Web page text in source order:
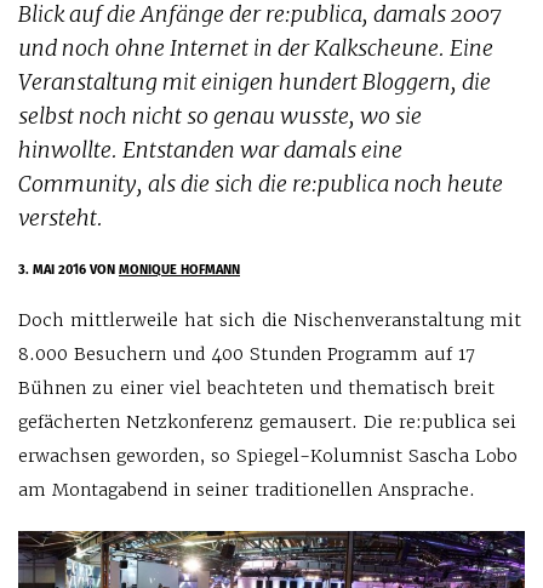
Blick auf die Anfänge der re:publica, damals 2007
und noch ohne Internet in der Kalkscheune. Eine
Veranstaltung mit einigen hundert Bloggern, die
selbst noch nicht so genau wusste, wo sie
hinwollte. Entstanden war damals eine
Community, als die sich die re:publica noch heute
versteht.
3. MAI 2016VONMONIQUE HOFMANN
Doch mittlerweile hat sich die Nischenveranstaltung mit
8.000 Besuchern und 400 Stunden Programm auf 17
Bühnen zu einer viel beachteten und thematisch breit
gefächerten Netzkonferenz gemausert. Die re:publica sei
erwachsen geworden, so Spiegel-Kolumnist Sascha Lobo
am Montagabend in seiner traditionellen Ansprache.